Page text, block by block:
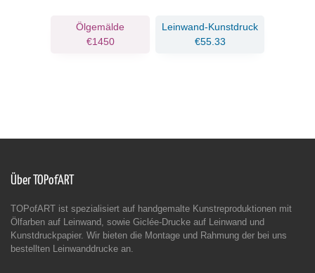
Ölgemälde
€1450
Leinwand-Kunstdruck
€55.33
Über TOPofART
TOPofART ist spezialisiert auf handgemalte Kunstreproduktionen mit
Ölfarben auf Leinwand, sowie Giclée-Drucke auf Leinwand und
Kunstdruckpapier. Wir bieten die Montage und Rahmung der bei uns
bestellten Leinwanddrucke an.